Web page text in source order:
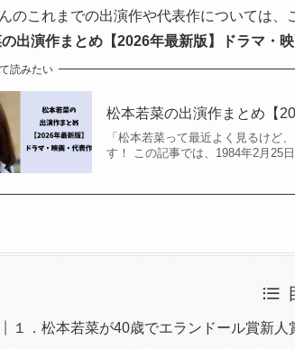
のこれまでの出演作や代表作については、
出演作まとめ【2026年最新版】ドラマ・
読みたい
松本若菜の出演作まとめ【
「松本若菜って最近よく見るけ
す！ この記事では、1984年2月25
１．松本若菜が40歳でエランドール賞新人